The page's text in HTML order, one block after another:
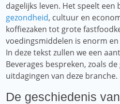
dagelijks leven. Het speelt een
gezondheid, cultuur en
koffiezaken tot grote
voedingsmiddelen is enorm
In deze tekst zullen we een
Beverages bespreken, zoals
uitdagingen van deze branche.
De geschiedenis